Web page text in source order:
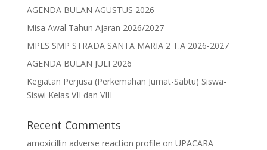
AGENDA BULAN AGUSTUS 2026
Misa Awal Tahun Ajaran 2026/2027
MPLS SMP STRADA SANTA MARIA 2 T.A 2026-2027
AGENDA BULAN JULI 2026
Kegiatan Perjusa (Perkemahan Jumat-Sabtu) Siswa-
Siswi Kelas VII dan VIII
Recent Comments
amoxicillin adverse reaction profile on UPACARA